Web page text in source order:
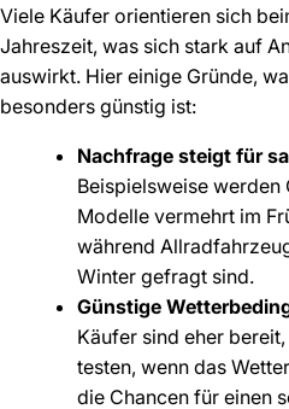
Viele Käufer orientieren sich
Jahreszeit, was sich stark auf
auswirkt. Hier einige Gründe,
besonders günstig ist:
Nachfrage steigt für
Beispielsweise
Modelle vermehrt im
während
Winter gefragt sind.
Günstige
Käufer sind eher
testen, wenn das
die Chancen für einen